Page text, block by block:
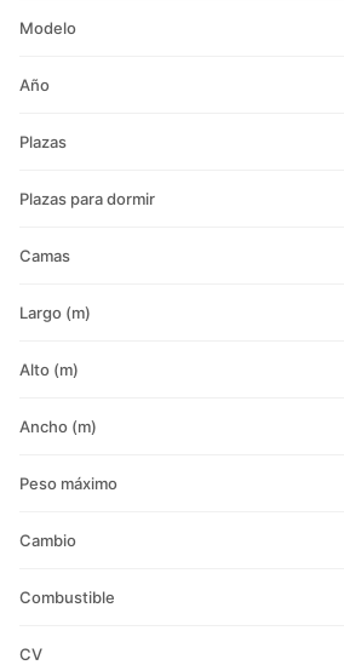
Modelo
Año
Plazas
Plazas para dormir
Camas
Largo (m)
Alto (m)
Ancho (m)
Peso máximo
Cambio
Combustible
CV